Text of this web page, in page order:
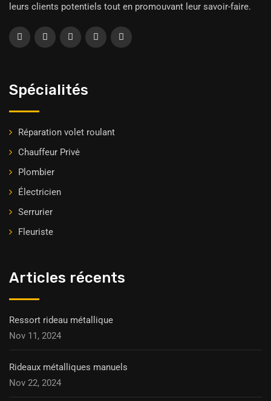
leurs clients potentiels tout en promouvant leur savoir-faire.
Spécialités
Réparation volet roulant
Chauffeur Privė
Plombier
Électricien
Serrurier
Fleuriste
Articles récents
Ressort rideau métallique
Nov 11, 2024
Rideaux métalliques manuels
Nov 22, 2024